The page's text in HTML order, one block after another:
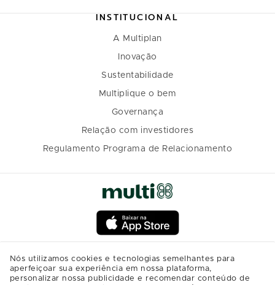
INSTITUCIONAL
A Multiplan
Inovação
Sustentabilidade
Multiplique o bem
Governança
Relação com investidores
Regulamento Programa de Relacionamento
Nós utilizamos cookies e tecnologias semelhantes para
aperfeiçoar sua experiência em nossa plataforma,
personalizar nossa publicidade e recomendar conteúdo de